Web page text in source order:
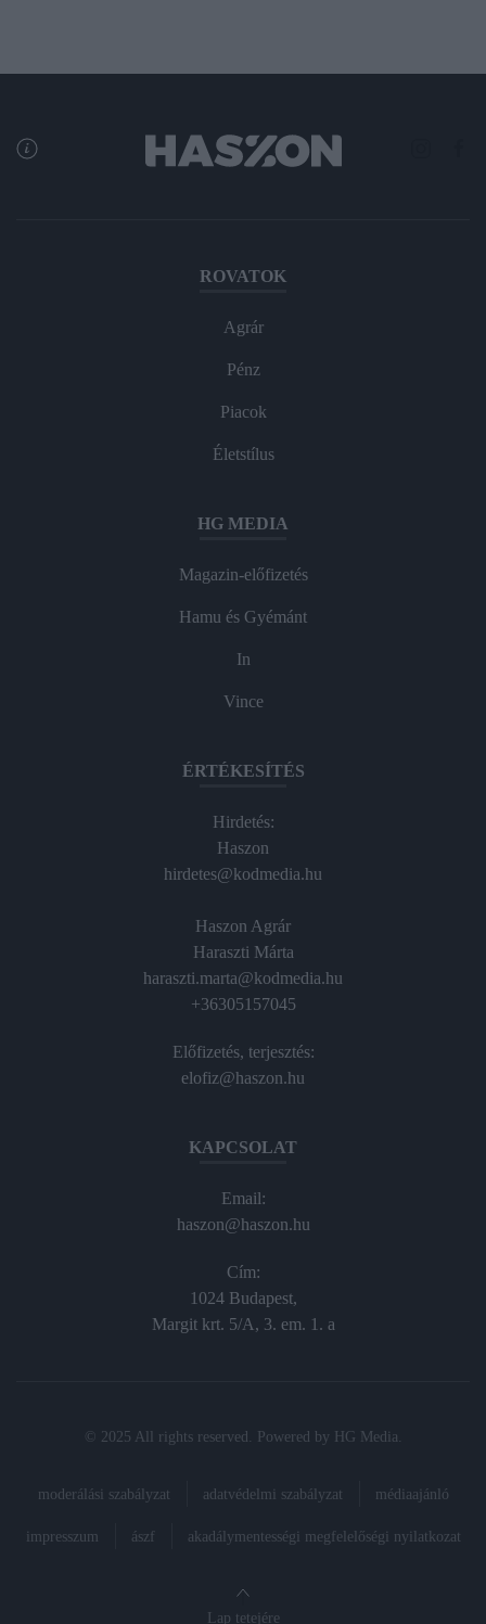
ROVATOK
Agrár
Pénz
Piacok
Életstílus
HG MEDIA
Magazin-előfizetés
Hamu és Gyémánt
In
Vince
ÉRTÉKESÍTÉS
Hirdetés:
Haszon
hirdetes@kodmedia.hu
Haszon Agrár
Haraszti Márta
haraszti.marta@kodmedia.hu
+36305157045
Előfizetés, terjesztés:
elofiz@haszon.hu
KAPCSOLAT
Email:
haszon@haszon.hu
Cím:
1024 Budapest,
Margit krt. 5/A, 3. em. 1. a
© 2025 All rights reserved. Powered by HG Media.
moderálási szabályzat adatvédelmi szabályzat médiaajánló
impresszum ászf akadálymentességi megfelelőségi nyilatkozat
Lap tetejére